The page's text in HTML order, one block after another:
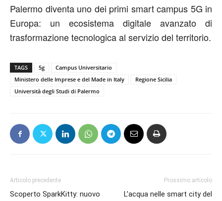
Palermo diventa uno dei primi smart campus 5G in
Europa: un ecosistema digitale avanzato di
trasformazione tecnologica al servizio del territorio.
TAGS 5g
Campus Universitario
Ministero delle Imprese e del Made in Italy
Regione Sicilia
Università degli Studi di Palermo
Articolo precedente
Scoperto SparkKitty: nuovo
Prossimo articolo
L’acqua nelle smart city del